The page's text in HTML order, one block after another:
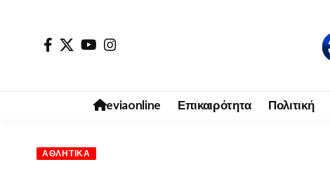
eviaonline Επικαιρότητα Πολιτική
ΑΘΛΗΤΙΚΆ